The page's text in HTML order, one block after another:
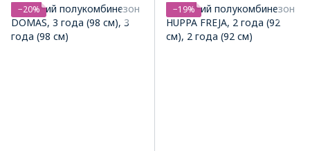
−20% −19%